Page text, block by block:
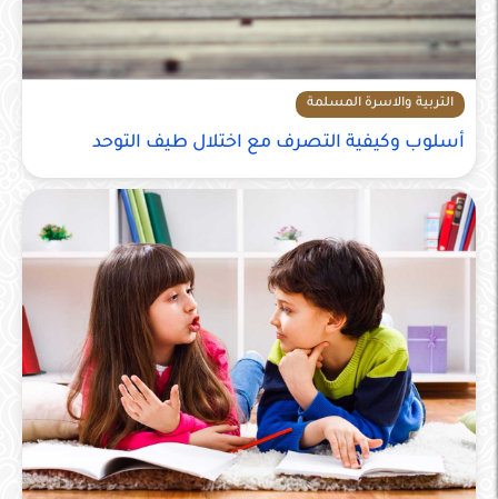
التربية والاسرة المسلمة
أسلوب وكيفية التصرف مع اختلال طيف التوحد